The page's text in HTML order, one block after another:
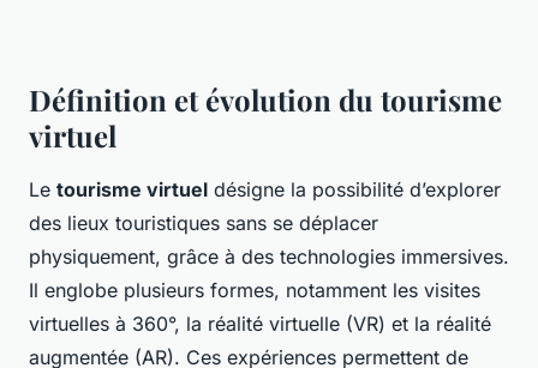
Définition et évolution du tourisme
virtuel
Le tourisme virtuel désigne la possibilité d’explorer
des lieux touristiques sans se déplacer
physiquement, grâce à des technologies immersives.
Il englobe plusieurs formes, notamment les visites
virtuelles à 360°, la réalité virtuelle (VR) et la réalité
augmentée (AR). Ces expériences permettent de